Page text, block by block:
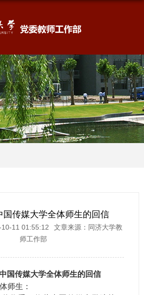
国传媒大学全体师生的回信
11 01:55:12
文章来源：同济大学教
师工作部
国传媒大学全体师生的回信
师生：